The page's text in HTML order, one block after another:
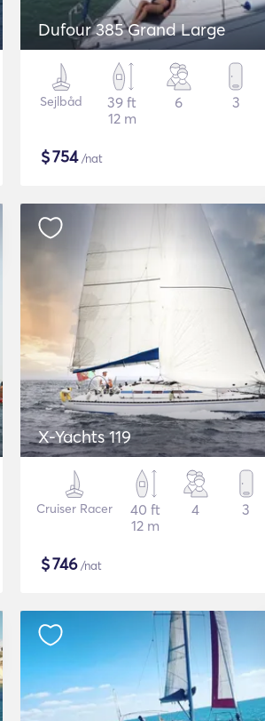
Dufour 385 Grand Large
Sejlbåd
39 ft
12 m
6 3
$754/nat
X-Yachts 119
Cruiser Racer
40 ft
12 m
4 3
$746/nat